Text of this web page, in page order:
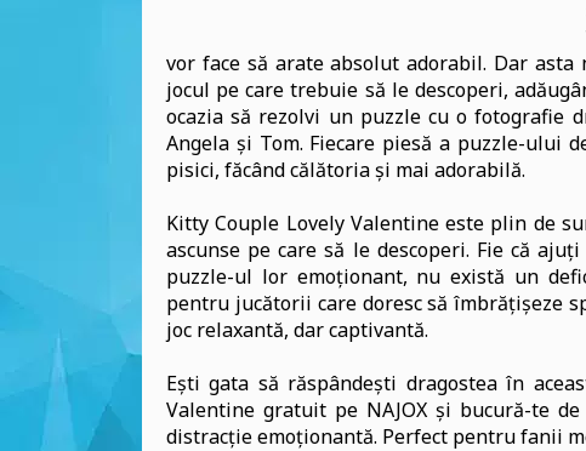
vor face să arate absolut adorabil. Dar
jocul pe care trebuie să le descoperi,
ocazia să rezolvi un puzzle cu o fotografie
Angela și Tom. Fiecare piesă a puzzle-ului
pisici, făcând călătoria și mai adorabilă.
Kitty Couple Lovely Valentine este plin de
ascunse pe care să le descoperi. Fie că
puzzle-ul lor emoționant, nu există un
pentru jucătorii care doresc să îmbrățișeze
joc relaxantă, dar captivantă.
Ești gata să răspândești dragostea în
Valentine gratuit pe NAJOX și bucură-te
distracție emoționantă. Perfect pentru fanii